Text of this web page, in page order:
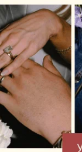
что на тот
было
друг друга
концепцию.
Идея местного
Солей»